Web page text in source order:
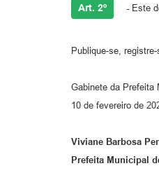
Art. 2º - Este
Publique-se,
Gabinete da Prefeita
10 de fevereiro de
Viviane Barbosa
Prefeita Municipal